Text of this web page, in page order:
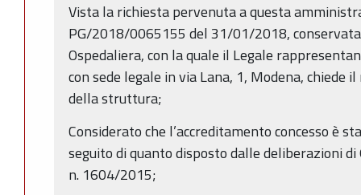
Vista la richiesta pervenuta a questa
PG/2018/0065155 del 31/01/2018,
Ospedaliera, con la quale il Legale
con sede legale in via Lana, 1, Modena, chiede
della struttura;
Considerato che l’accreditamento concesso è
seguito di quanto disposto dalle deliberazioni
n. 1604/2015;